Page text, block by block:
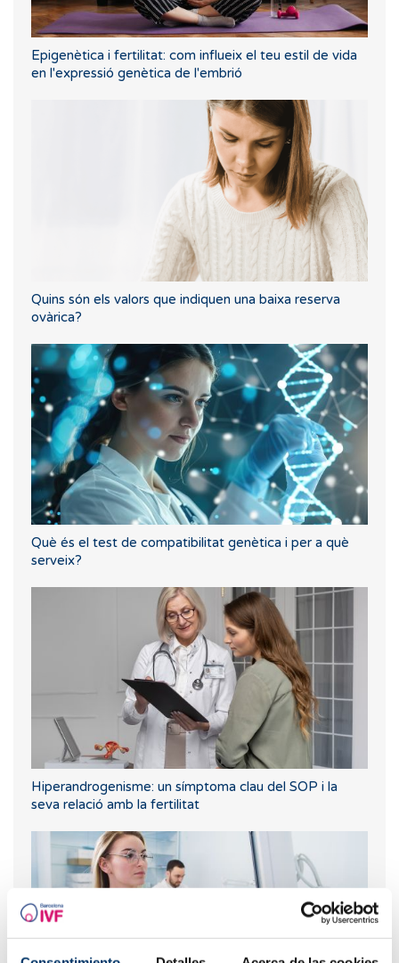
Epigenètica i fertilitat: com influeix el teu estil de vida
en l'expressió genètica de l'embrió
Quins són els valors que indiquen una baixa reserva
ovàrica?
Què és el test de compatibilitat genètica i per a què
serveix?
Hiperandrogenisme: un símptoma clau del SOP i la
seva relació amb la fertilitat